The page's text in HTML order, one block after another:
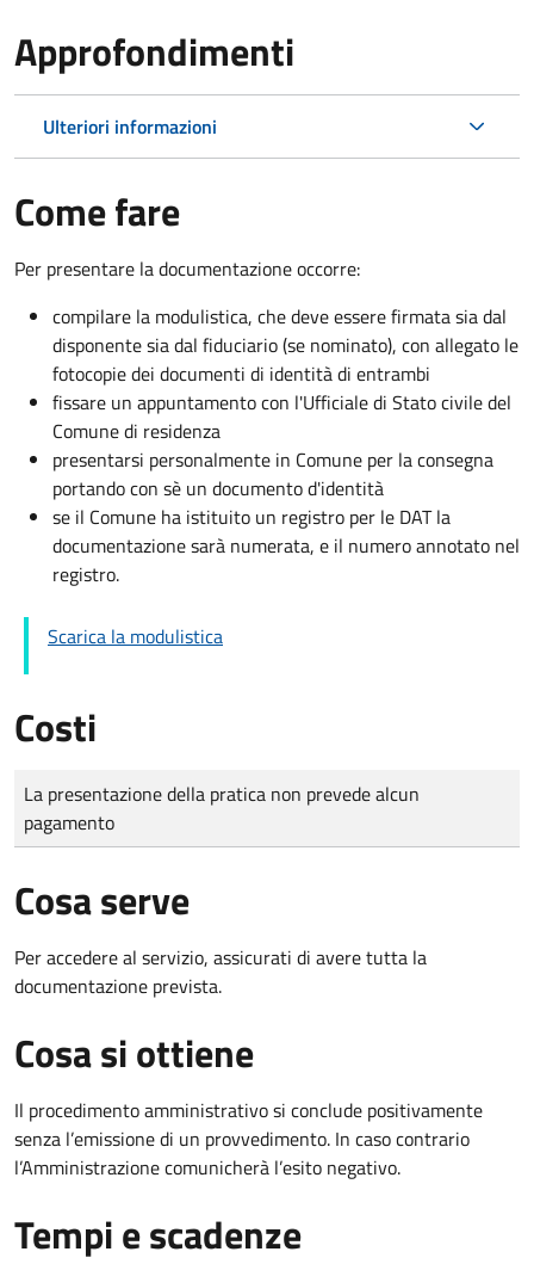
Approfondimenti
Ulteriori informazioni
Come fare
Per presentare la documentazione occorre:
compilare la modulistica, che deve essere firmata sia dal
disponente sia dal fiduciario (se nominato), con allegato le
fotocopie dei documenti di identità di entrambi
fissare un appuntamento con l'Ufficiale di Stato civile del
Comune di residenza
presentarsi personalmente in Comune per la consegna
portando con sè un documento d'identità
se il Comune ha istituito un registro per le DAT la
documentazione sarà numerata, e il numero annotato nel
registro.
Scarica la modulistica
Costi
Tipo di pagamento
Importo
La presentazione della pratica non prevede alcun
pagamento
Cosa serve
Per accedere al servizio, assicurati di avere tutta la
documentazione prevista.
Cosa si ottiene
Il procedimento amministrativo si conclude positivamente
senza l’emissione di un provvedimento. In caso contrario
l’Amministrazione comunicherà l’esito negativo.
Tempi e scadenze